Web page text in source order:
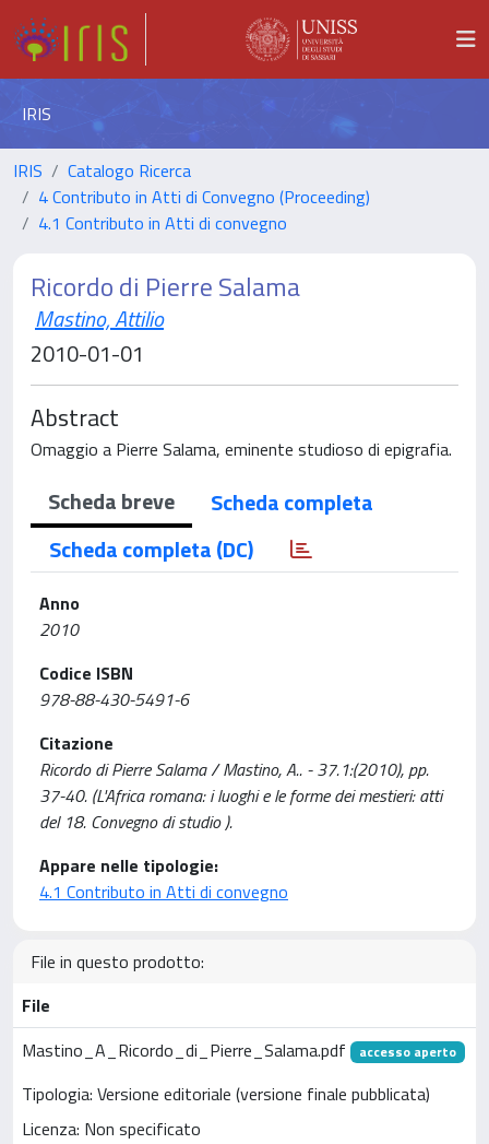
IRIS
IRIS
Catalogo Ricerca
4 Contributo in Atti di Convegno (Proceeding)
4.1 Contributo in Atti di convegno
Ricordo di Pierre Salama
Mastino, Attilio
2010-01-01
Abstract
Omaggio a Pierre Salama, eminente studioso di epigrafia.
Scheda breve
Scheda completa
Scheda completa (DC)
Anno
2010
Codice ISBN
978-88-430-5491-6
Citazione
Ricordo di Pierre Salama / Mastino, A.. - 37.1:(2010), pp.
37-40. (L'Africa romana: i luoghi e le forme dei mestieri: atti
del 18. Convegno di studio ).
Appare nelle tipologie:
4.1 Contributo in Atti di convegno
File in questo prodotto:
File
Mastino_A_Ricordo_di_Pierre_Salama.pdf
accesso aperto
Tipologia: Versione editoriale (versione finale pubblicata)
Licenza: Non specificato